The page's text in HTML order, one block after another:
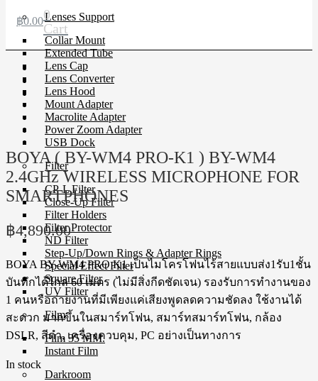
Lenses Support
Collar Mount
Extended Tube
Lens Cap
Lens Converter
Lens Hood
Mount Adapter
Macrolite Adapter
Power Zoom Adapter
USB Dock
Filter
CP-L Filter
Close-Up Filter
Filter Holders
Filter Protector
ND Filter
Step-Up/Down Rings & Adapter Rings
Special Effect Filter
Square Filter
UV Filter
Film
Film 35 MM.
Instant Film
Darkroom
฿0.000
Cart
BOYA ( BY-WM4 PRO-K1 ) BY-WM4
2.4GHz WIRELESS MICROPHONE FOR
SMARTPHONES
฿4,890.00
BOYA BY-WM4 PRO K1 เป็นไมโครโฟนไร้สายแบบส่ง1รับ1ชั้น
บันทึกได้ไกล 60 เมตร (ไม่มีสิ่งกีดชัดเจน) รองรับการทำงานของ
1 คนหรือถ่ายงานที่มีเพียงแค่เสียงพูดลดความชัดลง ใช้งานได้
สะดวก มากขึ้นในสมาร์ทโฟน, สมาร์ทสมาร์ทโฟน, กล้อง
DSLR, สีดำ, เครื่องควบคุม, PC อย่างเป็นทางการ
In stock